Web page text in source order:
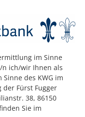
im Sinne
n ich/wir Ihnen als
des KWG im
Fürst Fugger
38, 86150
Sie im